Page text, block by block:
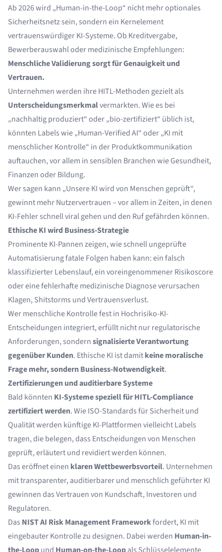
Ab 2026 wird „Human-in-the-Loop“ nicht mehr optionales
Sicherheitsnetz sein, sondern ein Kernelement
vertrauenswürdiger KI-Systeme. Ob Kreditvergabe,
Bewerberauswahl oder medizinische Empfehlungen:
Menschliche Validierung sorgt für Genauigkeit und
Vertrauen.
Unternehmen werden ihre HITL-Methoden gezielt als
Unterscheidungsmerkmalvermarkten. Wie es bei
„nachhaltig produziert“ oder „bio-zertifiziert“ üblich ist,
könnten Labels wie „Human-Verified AI“ oder „KI mit
menschlicher Kontrolle“ in der Produktkommunikation
auftauchen, vor allem in sensiblen Branchen wie Gesundheit,
Finanzen oder Bildung.
Wer sagen kann „Unsere KI wird von Menschen geprüft“,
gewinnt mehr Nutzervertrauen – vor allem in Zeiten, in denen
KI-Fehler schnell viral gehen und den Ruf gefährden können.
Ethische KI wird Business-Strategie
Prominente KI-Pannen zeigen, wie schnell ungeprüfte
Automatisierung fatale Folgen haben kann: ein falsch
klassifizierter Lebenslauf, ein voreingenommener Risikoscore
oder eine fehlerhafte medizinische Diagnose verursachen
Klagen, Shitstorms und Vertrauensverlust.
Wer menschliche Kontrolle fest in Hochrisiko-KI-
Entscheidungen integriert, erfüllt nicht nur regulatorische
Anforderungen, sondernsignalisierte Verantwortung
gegenüber Kunden. Ethische KI ist damitkeine moralische
Frage mehr, sondern Business-Notwendigkeit.
Zertifizierungen und auditierbare Systeme
Bald könnten KI-Systeme speziell für HITL-Compliance
zertifiziert werden. Wie ISO-Standards für Sicherheit und
Qualität werden künftige KI-Plattformen vielleicht Labels
tragen, die belegen, dass Entscheidungen von Menschen
geprüft, erläutert und revidiert werden können.
Das eröffnet einen klaren Wettbewerbsvorteil. Unternehmen
mit transparenter, auditierbarer und menschlich geführter KI
gewinnen das Vertrauen von Kundschaft, Investoren und
Regulatoren.
Das NIST AI Risk Management Frameworkfordert, KI mit
eingebauter Kontrolle zu designen. Dabei werden Human-in-